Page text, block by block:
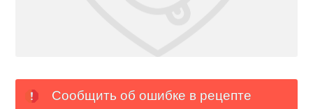
Сообщить об ошибке в рецепте